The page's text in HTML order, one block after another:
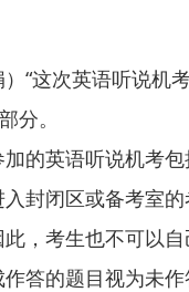
这次英语听说机
分。
英语听说机考包
封闭区或备考室
，考生也不可以
答的题目视为未